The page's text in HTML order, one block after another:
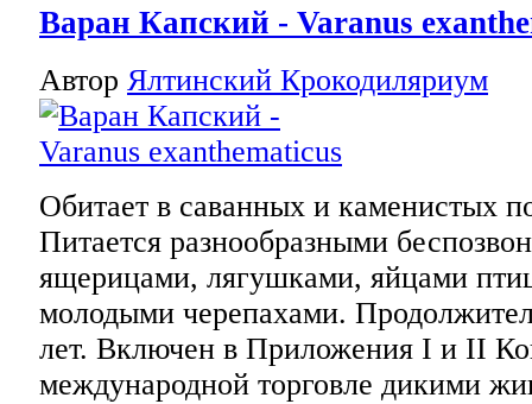
Варан Капский - Varanus
Автор Ялтинский Крокодиляриум
Обитает в саванных и каменистых
Питается разнообразными
ящерицами, лягушками, яйцами
молодыми черепахами.
лет. Включен в Приложения I и II
международной торговле дикими